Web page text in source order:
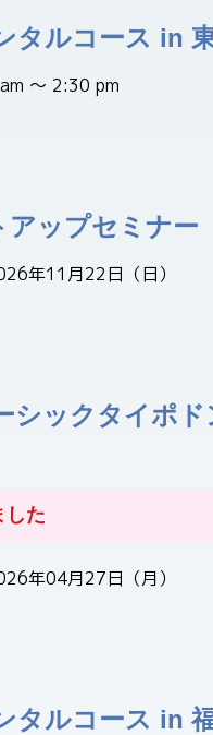
タルコース in
〜 2:30 pm
アップセミナー
年11月22日（日）
シックタイポド
した
年04月27日（月）
タルコース in